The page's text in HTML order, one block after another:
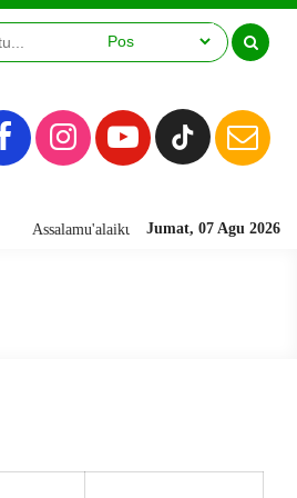
Jumat, 07 Agu 2026
Assalamu'alaikum warahmatullahi